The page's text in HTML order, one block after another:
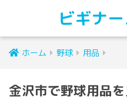
ビギナ
ホーム 野球 用品
金沢市で野球用品